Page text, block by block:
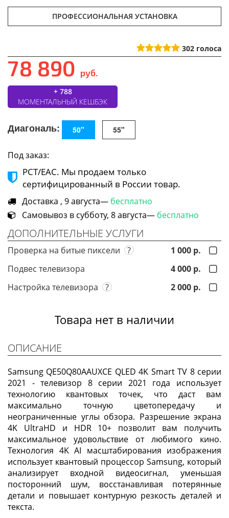
ПРОФЕССИОНАЛЬНАЯ УСТАНОВКА
302 голоса
78 890 руб.
+ 788
МОМЕНТАЛЬНЫЙ КЕШБЭК
Диагональ: 50" 55"
Под заказ:
РСТ/ЕАС. Мы продаем только
сертифицированный в России товар.
Доставка , 9 августа— бесплатно
Самовывоз в субботу, 8 августа— бесплатно
ДОПОЛНИТЕЛЬНЫЕ УСЛУГИ
Проверка на битые пиксели ?
1 000 р.
Подвес телевизора
4 000 р.
Настройка телевизора
? 2 000 р.
Товара нет в наличии
ОПИСАНИЕ
Samsung QE50Q80AAUXCE QLED 4K Smart TV 8 серии
2021 - телевизор 8 серии 2021 года использует
технологию квантовых точек, что даст вам
максимально точную цветопередачу и
неограниченные углы обзора. Разрешение экрана
4K UltraHD и HDR 10+ позволит вам получить
максимальное удовольствие от любимого кино.
Технология 4K AI масштабирования изображения
использует квантовый процессор Samsung, который
анализирует входной видеосигнал, уменьшая
посторонний шум, восстанавливая потерянные
детали и повышает контурную резкость деталей и
текста.